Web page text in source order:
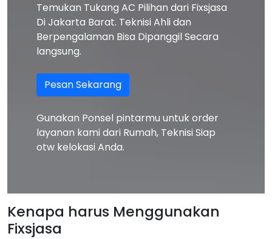
Temukan Tukang AC Pilihan dari Fixsjasa
Di Jakarta Barat. Teknisi Ahli dan
Berpengalaman Bisa Dipanggil Secara
langsung.
Pesan Sekarang
Gunakan Ponsel pintarmu untuk order
layanan kami dari Rumah, Teknisi Siap
otw kelokasi Anda.
Kenapa harus Menggunakan
Fixsjasa